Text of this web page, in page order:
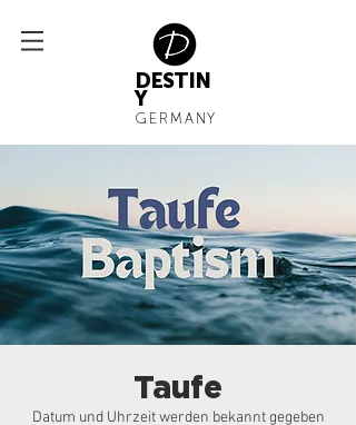
DESTIN
Y
GERMANY
Taufe
Datum und Uhrzeit werden bekannt gegeben